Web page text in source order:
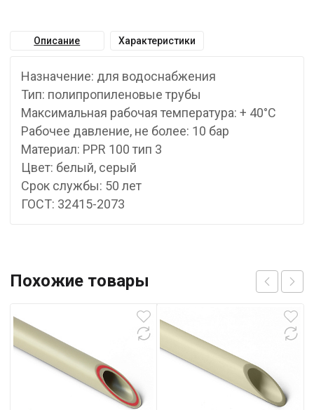
Описание Характеристики
Назначение: для водоснабжения
Тип: полипропиленовые трубы
Максимальная рабочая температура: + 40°С
Рабочее давление, не более: 10 бар
Материал: PPR 100 тип 3
Цвет: белый, серый
Срок службы: 50 лет
ГОСТ: 32415-2073
Похожие товары